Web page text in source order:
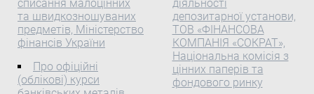
соціально-економічного
розвитку окремих
територій у 2012 році
використання місця на
цвинтарях і ховати
покійників у
вертикальному
положенні.
списання малоцінних
та швидкозношуваних
предметів, Міністерство
фінансів України
Про офіційні
(облікові) курси
терористичних ...
полу 2012, який проводив
опитування виборців
щодо їхнього
голосування за
партійними бюлетенями,
діяльності
депозитарної установи,
ТОВ «ФІНАНСОВА
КОМПАНІЯ «СОКРАТ»,
Національна комісія з
цінних паперів та
фондового ринку